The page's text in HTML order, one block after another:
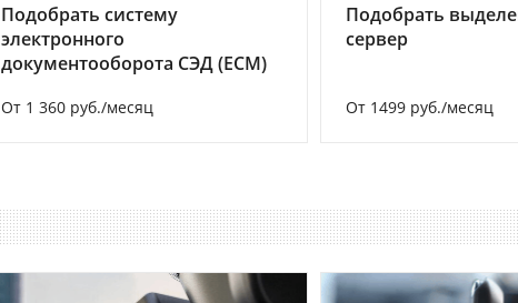
Подобрать систему
электронного
документооборота СЭД (ECM)
От 1 360 руб./месяц
Подобрать
сервер
От 1499 руб./месяц